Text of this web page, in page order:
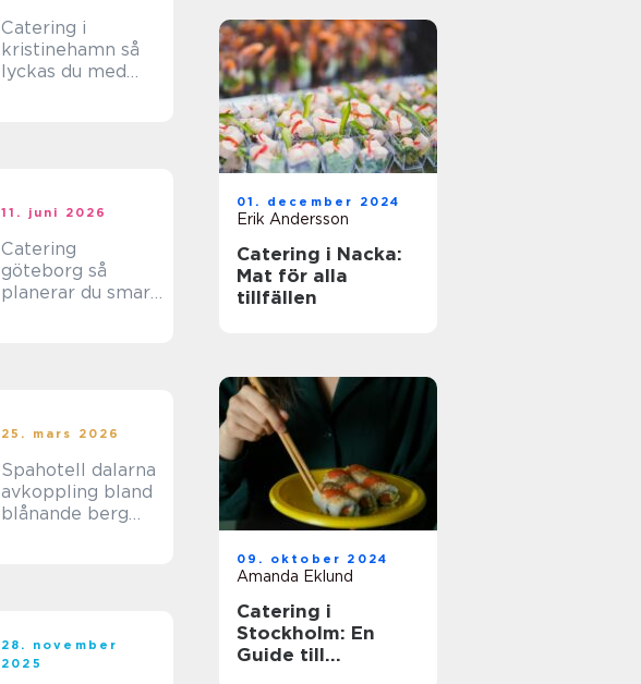
Catering i
kristinehamn så
lyckas du med
11. juni 2026
Catering
göteborg så
planerar du smart,
25. mars 2026
Spahotell dalarna
avkoppling bland
blånande berg
28. november
2025
01. december 2024
Erik Andersson
Catering i Nacka:
Mat för alla
tillfällen
09. oktober 2024
Amanda Eklund
Catering i
Stockholm: En
Guide till